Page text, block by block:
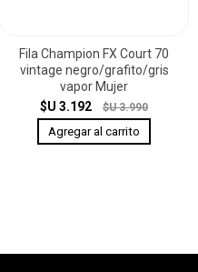
Fila Champion FX Court 70
vintage negro/grafito/gris
vapor Mujer
$U 3.192
$U 3.990